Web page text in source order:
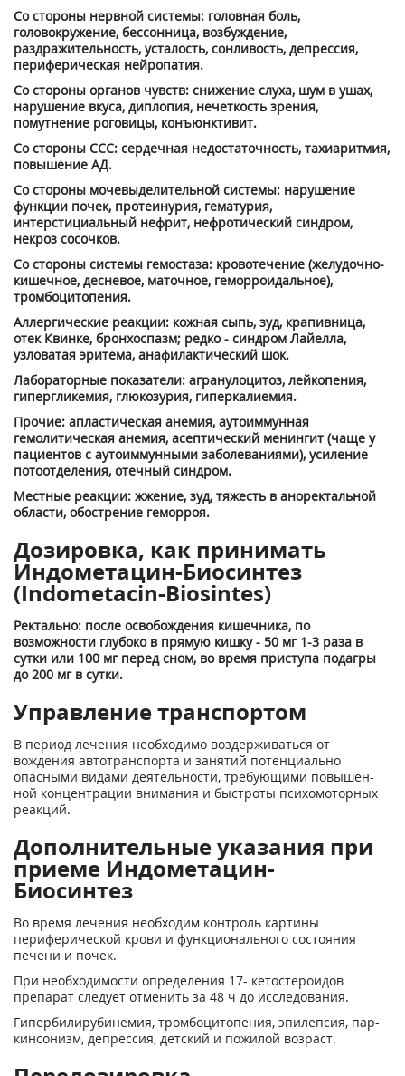
Со стороны нервной системы: головная боль,
головокружение, бессонница, возбуждение,
раздражительность, усталость, сонливость, депрессия,
перифери­ческая нейропатия.
Со стороны органов чувств: снижение слуха, шум в ушах,
нарушение вкуса, диплопия, нечеткость зрения,
помутнение роговицы, конъюнктивит.
Со стороны ССС: сердечная недостаточность, тахиаритмия,
повышение АД.
Со стороны мочевыделительной системы: нарушение
функции почек, про­теинурия, гематурия,
интерстициальный нефрит, нефротический синдром,
некроз сосочков.
Со стороны системы гемостаза: кровотечение (желудочно-
кишечное, десне­вое, маточное, геморроидальное),
тромбоцитопения.
Аллергические реакции: кожная сыпь, зуд, крапивница,
отек Квинке, бронхос­пазм; редко - синдром Лайелла,
узловатая эритема, анафилактический шок.
Лабораторные показатели: агранулоцитоз, лейкопения,
гипергликемия, глюкозурия, гиперкалиемия.
Прочие: апластическая анемия, аутоиммунная
гемолитическая анемия, асеп­тический менингит (чаще у
пациентов с аутоиммунными заболеваниями), усиле­ние
потоотделения, отечный синдром.
Местные реакции: жжение, зуд, тяжесть в аноректальной
области, обостре­ние геморроя.
Дозировка, как принимать
Индометацин-Биосинтез
(Indometacin-Biosintes)
Ректально: после освобождения кишечника, по
возможности глубоко в пря­мую кишку - 50 мг 1-3 раза в
сутки или 100 мг перед сном, во время приступа подагры
до 200 мг в сутки.
Управление транспортом
В период лечения необходимо воздерживаться от
вождения автотранспорта и занятий потенциально
опасными видами деятельности, требующими повышен­
ной концентрации внимания и быстроты психомоторных
реакций.
Дополнительные указания при
приеме Индометацин-
Биосинтез
Во время лечения необходим контроль картины
периферической крови и функционального состояния
печени и почек.
При необходимости определения 17- кетостероидов
препарат следует отменить за 48 ч до исследования.
Гипербилирубинемия, тромбоцитопения, эпилепсия, пар­
кинсонизм, депрессия, детский и пожилой возраст.